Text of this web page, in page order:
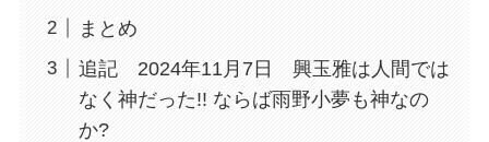
まとめ
追記 2024年11月7日 興玉雅は人間では
なく神だった!! ならば雨野小夢も神なの
か?